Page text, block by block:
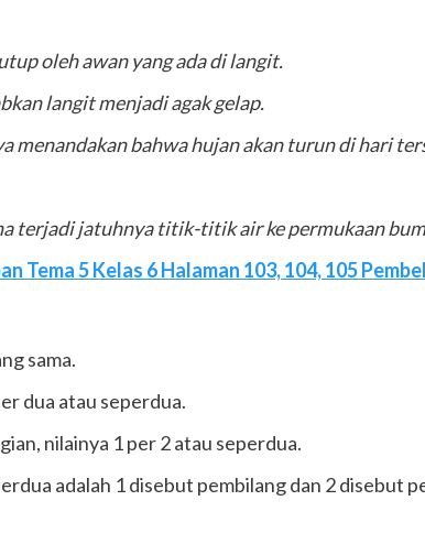
oleh awan yang ada di langit.
langit menjadi agak gelap.
menandakan bahwa hujan akan turun di hari
terjadi jatuhnya titik-titik air ke permukaan
Tema 5 Kelas 6 Halaman 103, 104, 105
sama.
dua atau seperdua.
nilainya 1 per 2 atau seperdua.
adalah 1 disebut pembilang dan 2 disebut